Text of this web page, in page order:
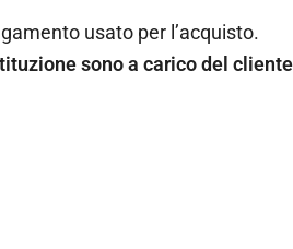
usato per l’acquisto.
sono a carico del cliente